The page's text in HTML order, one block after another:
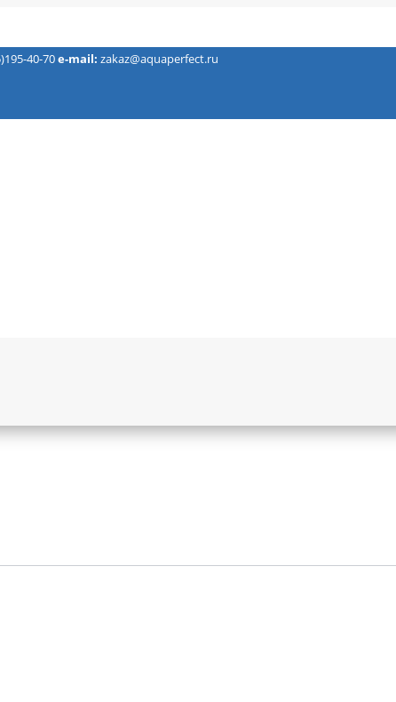
40-70e-mail: zakaz@aquaperfect.ru